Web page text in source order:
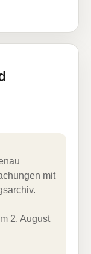
mit
2. August